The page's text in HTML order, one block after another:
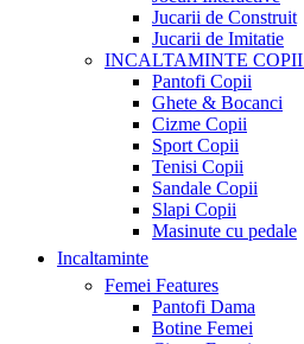
Jucarii de Construit
Jucarii de Imitatie
INCALTAMINTE COPII
Pantofi Copii
Ghete & Bocanci
Cizme Copii
Sport Copii
Tenisi Copii
Sandale Copii
Slapi Copii
Masinute cu pedale
Incaltaminte
Femei Features
Pantofi Dama
Botine Femei